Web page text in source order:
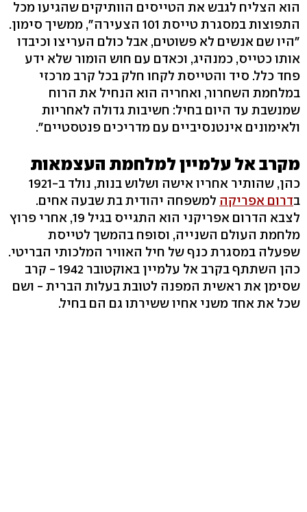
הוא הצליח לגבש את הטייסים הוותיקים שהגיעו מכל
התפוצות במסגרת טייסת 101 הצעירה", ממשיך סימון.
"היו שם אנשים לא פשוטים, אבל כולם העריצו וכיבדו
אותו כטייס, כמנהיג, וכאדם עם חוש הומור שלא ידע
פחד כלל. סיד והטייסת לקחו חלק בכל קרב מרכזי
במלחמת השחרור, ואחריה הוא הנחיל את הרוח
שמנשבת עד היום בחיל: חשיבות גדולה לאחריות
ולאימונים אינטנסיביים עם מדריכים פנטסטיים".
מקרב אל עלמיין למלחמת העצמאות
כהן, שהותיר אחריו אישה ושלוש בנות, נולד ב-1921
בדרום אפריקה למשפחה יהודית בת שבעה אחים.
לצבא הדרום אפריקני הוא התגייס בגיל 19, אחרי פרוץ
מלחמת העולם השנייה, וסופח בהמשך לטייסת
שפעלה במסגרת כנף של חיל האוויר המלכותי הבריטי.
כהן השתתף בקרב אל עלמיין באוקטובר 1942 - קרב
שסימן את ראשית המפנה לטובת בעלות הברית - ושם
שכל את אחד משני אחיו ששירתו גם הם בחיל.